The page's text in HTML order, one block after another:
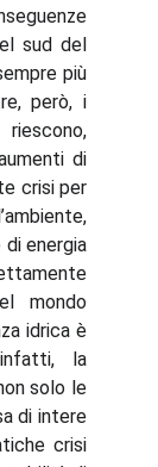
sud del
più
però, i
di
crisi per
di energia
mondo
idrica è
la
solo le
di intere
crisi